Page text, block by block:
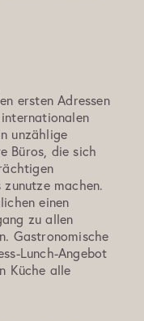
ersten Adressen
unzählige
Büros, die sich
machen.
einen
zu allen
Gastronomische
Lunch-Angebot
Küche alle